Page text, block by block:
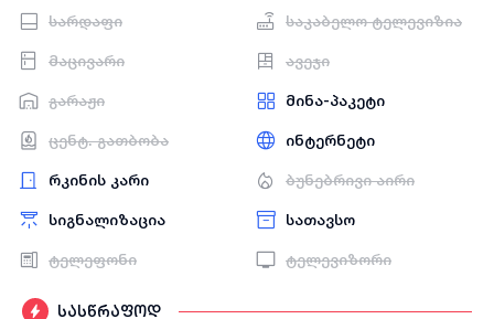
სარდაფი საკაბელო ტელევიზია
მაცივარი ავეჯი
გარაჟი მინა-პაკეტი
ცენტ. გათბობა ინტერნეტი
რკინის კარი ბუნებრივი აირი
სიგნალიზაცია სათავსო
ტელეფონი ტელევიზორი
სასწრაფოდ